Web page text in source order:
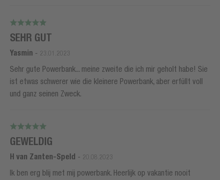
SEHR GUT
Yasmin - 23.01.2023
Sehr gute Powerbank... meine zweite die ich mir geholt habe! Sie
ist etwas schwerer wie die kleinere Powerbank, aber erfüllt voll
und ganz seinen Zweck.
GEWELDIG
H van Zanten-Speld - 20.08.2023
Ik ben erg blij met mij powerbank. Heerlijk op vakantie nooit